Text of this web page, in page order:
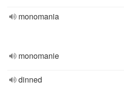
monomania
monomanie
dinned